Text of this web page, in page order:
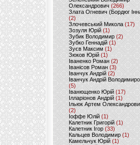
Олександрович (266)
Злата Огневич (Бордюг
(2)
Злочевський Микола(17)
Зозуля Юрій (1)
Зубик Володимир (2)
Зубко Геннадій (1)
Зуєв Максим(1)
Зюков Юрій (1)
Іваненко Роман (2)
Іванісов Роман (3)
Іванчук Андрій(2)
Іванчук Андрій
(5)
Іванющенко Юрій (17)
Ілларіонов Андрій (1)
Ільюк Артем
(2)
Іоффе Юлій (1)
Калетник Григорій(1)
Калетник Ігор (33)
Кальцев Володимир(1)
Камельчук Юрій (1)